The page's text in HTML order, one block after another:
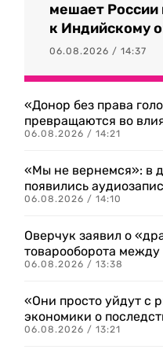
мешает
к Индийскому
06.08.2026 / 14:37
«Донор без права
превращаются во
06.08.2026 / 14:21
«Мы не вернемся»: в
появились
06.08.2026 / 14:10
Оверчук заявил о
товарооборота
06.08.2026 / 13:38
«Они просто уйдут с
экономики о
06.08.2026 / 13:21